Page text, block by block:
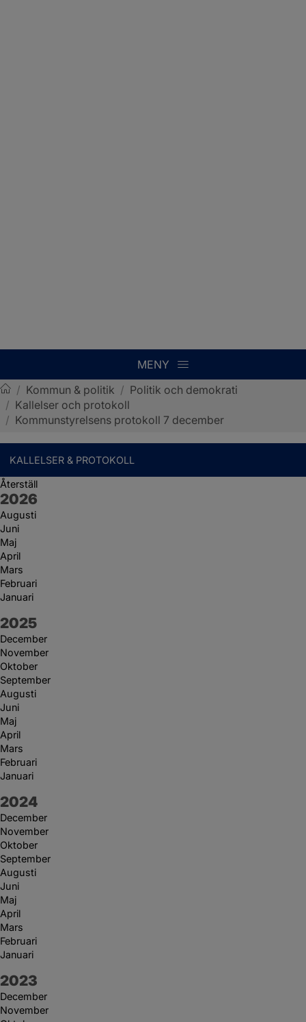
MENY
Sotenäs kommun
/ Kommun & politik / Politik och demokrati
/ Kallelser och protokoll
/ Kommunstyrelsens protokoll 7 december
KALLELSER & PROTOKOLL
Återställ
År:
2026
Augusti
Juni
Maj
April
Mars
Februari
Januari
År:
2025
December
November
Oktober
September
Augusti
Juni
Maj
April
Mars
Februari
Januari
År:
2024
December
November
Oktober
September
Augusti
Juni
Maj
April
Mars
Februari
Januari
År:
2023
December
November